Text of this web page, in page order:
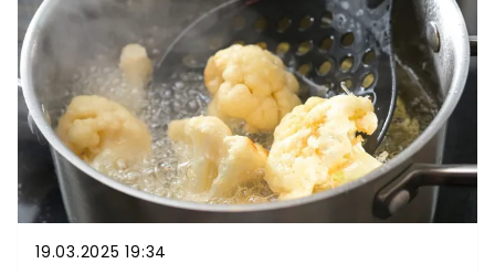
19.03.2025 19:34